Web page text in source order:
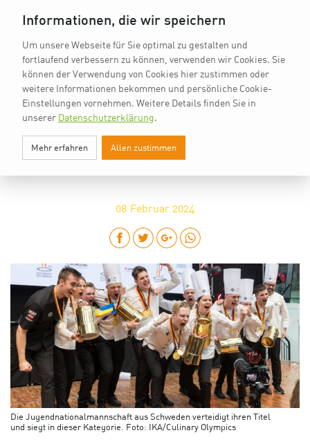
GROSSE EMOTIONEN UND M
EDAILLENGLANZ BEI DER 26. I
08 Februar 2024
Die Jugendnationalmannschaft aus Schweden verteidigt ihren Titel
und siegt in dieser Kategorie. Foto: IKA/Culinary Olympics
Informationen, die wir speichern
Um unsere Webseite für Sie optimal zu gestalten und
fortlaufend verbessern zu können, verwenden wir Cookies. Sie
können der Verwendung von Cookies hier zustimmen oder
weitere Informationen bekommen und persönliche Cookie-
Einstellungen vornehmen. Weitere Details finden Sie in
unserer Datenschutzerklärung.
Mehr erfahren Allen zustimmen